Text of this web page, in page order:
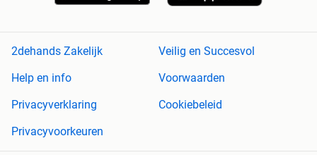
2dehands Zakelijk
Veilig en Succesvol
Help en info
Voorwaarden
Privacyverklaring
Cookiebeleid
Privacyvoorkeuren